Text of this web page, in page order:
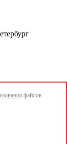
развития
файлов